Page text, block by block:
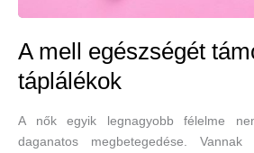
A mell egészségét
táplálékok
A nők egyik legnagyobb félelme
daganatos megbetegedése.